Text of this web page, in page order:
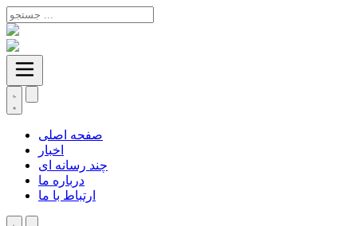
صفحه اصلی
اخبار
چند رسانه ای
درباره ما
ارتباط با ما